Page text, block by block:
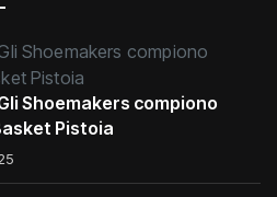
Shoemakers compiono
Pistoia